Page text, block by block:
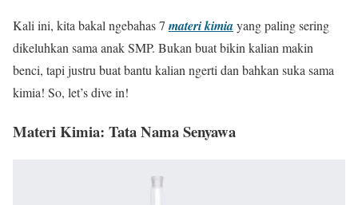
Kali ini, kita bakal ngebahas 7 materi kimiayang paling sering
dikeluhkan sama anak SMP. Bukan buat bikin kalian makin
benci, tapi justru buat bantu kalian ngerti dan bahkan suka sama
kimia! So, let’s dive in!
Materi Kimia: Tata Nama Senyawa